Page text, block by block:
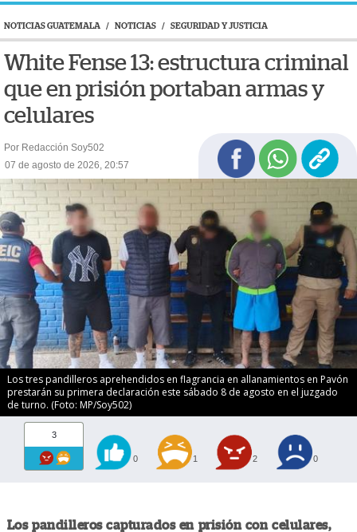
NOTICIAS GUATEMALA / NOTICIAS / SEGURIDAD Y JUSTICIA
White Fense 13: estructura criminal
que en prisión portaban armas y
celulares
Por Redacción Soy502
07 de agosto de 2026, 20:57
Los tres pandilleros aprehendidos en flagrancia en allanamientos en Pavón
prestarán su primera declaración este sábado 8 de agosto en el juzgado
de turno. (Foto: MP/Soy502)
3
0 1 2 0
Los pandilleros capturados en prisión con celulares,